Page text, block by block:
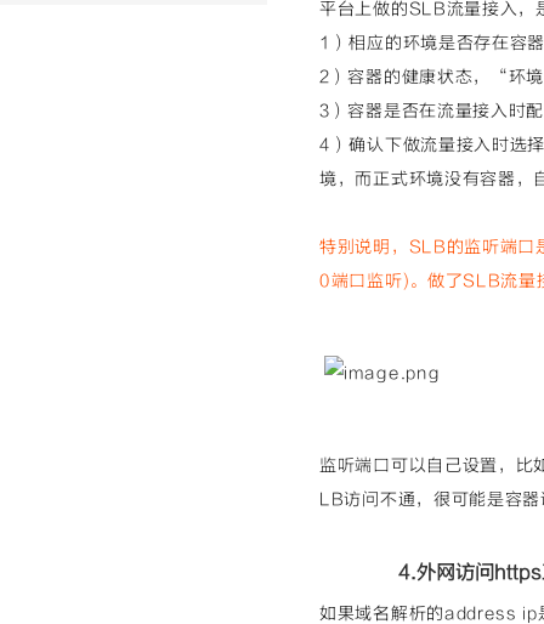
平台上做的SLB流量接入，
1）相应的环境是否存在容
2）容器的健康状态，“环
3）容器是否在流量接入时
4）确认下做流量接入时选
境，而正式环境没有容器，
特别说明，SLB的监听端
0端口监听)。做了SLB流量
监听端口可以自己设置，
LB访问不通，很可能是容
4.外网访问
如果域名解析的address ip